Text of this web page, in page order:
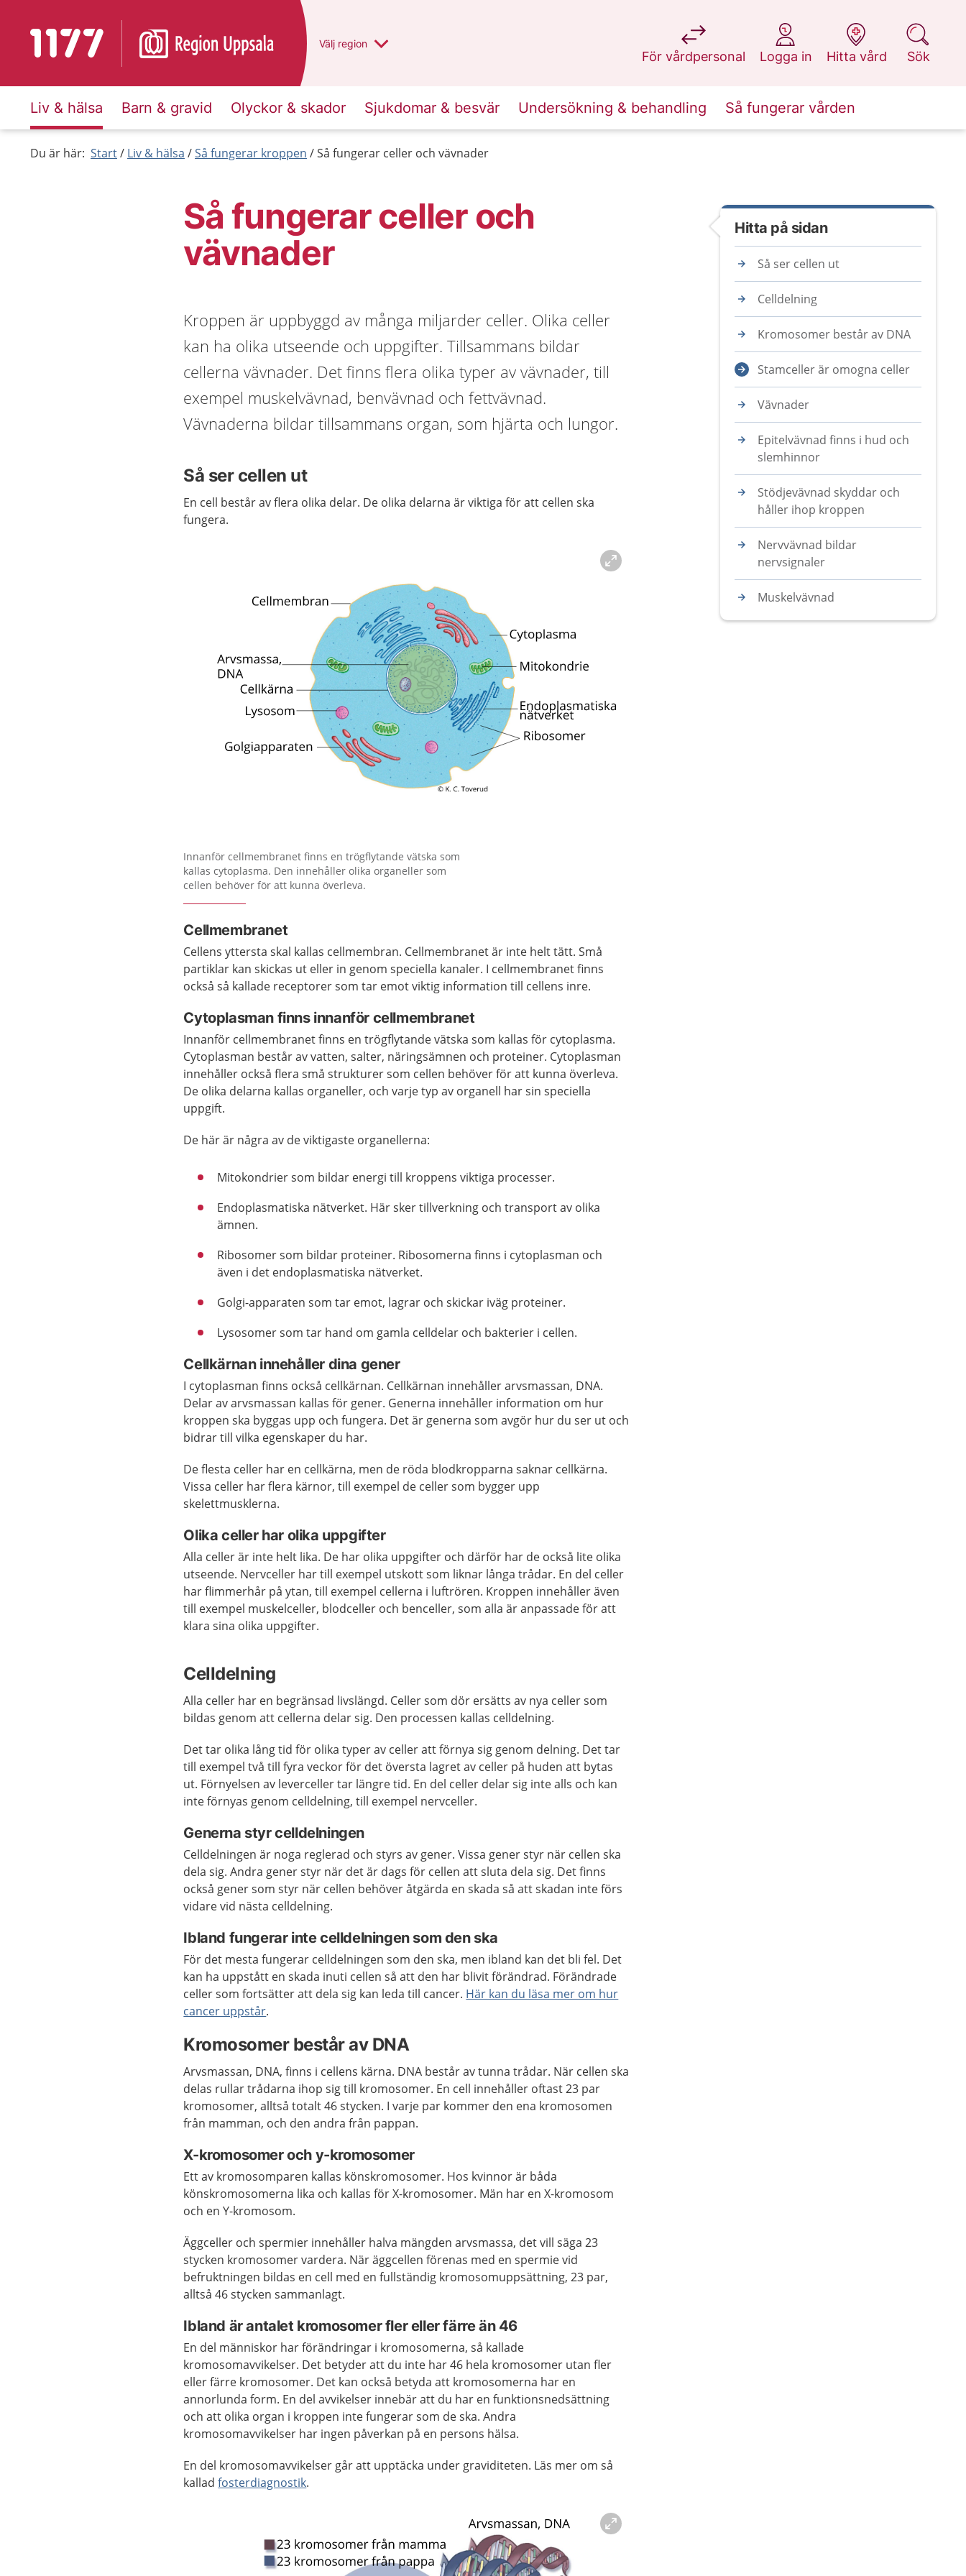
Till startsidan för 1177 Du har valt region
Välj en annan
region
För vårdpersonal
på 1177.se
Logga in
på 1177.se
Hitta vård
på 1177.se
Sök
på 1177.se
Liv & hälsa Barn & gravid Olyckor & skador Sjukdomar & besvär Undersökning & behandling Så fungerar vården
Du är här: Start Liv & hälsa Så fungerar kroppen Så fungerar celler och vävnader
Så fungerar celler och
vävnader
Kroppen är uppbyggd av många miljarder celler. Olika celler
kan ha olika utseende och uppgifter. Tillsammans bildar
cellerna vävnader. Det finns flera olika typer av vävnader, till
exempel muskelvävnad, benvävnad och fettvävnad.
Vävnaderna bildar tillsammans organ, som hjärta och lungor.
Så ser cellen ut
En cell består av flera olika delar. De olika delarna är viktiga för att cellen ska
fungera.
Förstora bilden
Innanför cellmembranet finns en trögflytande vätska som
kallas cytoplasma. Den innehåller olika organeller som
cellen behöver för att kunna överleva.
Cellmembranet
Cellens yttersta skal kallas cellmembran. Cellmembranet är inte helt tätt. Små
partiklar kan skickas ut eller in genom speciella kanaler. I cellmembranet finns
också så kallade receptorer som tar emot viktig information till cellens inre.
Cytoplasman finns innanför cellmembranet
Innanför cellmembranet finns en trögflytande vätska som kallas för cytoplasma.
Cytoplasman består av vatten, salter, näringsämnen och proteiner. Cytoplasman
innehåller också flera små strukturer som cellen behöver för att kunna överleva.
De olika delarna kallas organeller, och varje typ av organell har sin speciella
uppgift.
De här är några av de viktigaste organellerna:
Mitokondrier som bildar energi till kroppens viktiga processer.
Endoplasmatiska nätverket. Här sker tillverkning och transport av olika
ämnen.
Ribosomer som bildar proteiner. Ribosomerna finns i cytoplasman och
även i det endoplasmatiska nätverket.
Golgi-apparaten som tar emot, lagrar och skickar iväg proteiner.
Lysosomer som tar hand om gamla celldelar och bakterier i cellen.
Cellkärnan innehåller dina gener
I cytoplasman finns också cellkärnan. Cellkärnan innehåller arvsmassan, DNA.
Delar av arvsmassan kallas för gener. Generna innehåller information om hur
kroppen ska byggas upp och fungera. Det är generna som avgör hur du ser ut och
bidrar till vilka egenskaper du har.
De flesta celler har en cellkärna, men de röda blodkropparna saknar cellkärna.
Vissa celler har flera kärnor, till exempel de celler som bygger upp
skelettmusklerna.
Olika celler har olika uppgifter
Alla celler är inte helt lika. De har olika uppgifter och därför har de också lite olika
utseende. Nervceller har till exempel utskott som liknar långa trådar. En del celler
har flimmerhår på ytan, till exempel cellerna i luftrören. Kroppen innehåller även
till exempel muskelceller, blodceller och benceller, som alla är anpassade för att
klara sina olika uppgifter.
Celldelning
Alla celler har en begränsad livslängd. Celler som dör ersätts av nya celler som
bildas genom att cellerna delar sig. Den processen kallas celldelning.
Det tar olika lång tid för olika typer av celler att förnya sig genom delning. Det tar
till exempel två till fyra veckor för det översta lagret av celler på huden att bytas
ut. Förnyelsen av leverceller tar längre tid. En del celler delar sig inte alls och kan
inte förnyas genom celldelning, till exempel nervceller.
Generna styr celldelningen
Celldelningen är noga reglerad och styrs av gener. Vissa gener styr när cellen ska
dela sig. Andra gener styr när det är dags för cellen att sluta dela sig. Det finns
också gener som styr när cellen behöver åtgärda en skada så att skadan inte förs
vidare vid nästa celldelning.
Ibland fungerar inte celldelningen som den ska
För det mesta fungerar celldelningen som den ska, men ibland kan det bli fel. Det
kan ha uppstått en skada inuti cellen så att den har blivit förändrad. Förändrade
celler som fortsätter att dela sig kan leda till cancer. Här kan du läsa mer om hur
cancer uppstår.
Kromosomer består av DNA
Arvsmassan, DNA, finns i cellens kärna. DNA består av tunna trådar. När cellen ska
delas rullar trådarna ihop sig till kromosomer. En cell innehåller oftast 23 par
kromosomer, alltså totalt 46 stycken. I varje par kommer den ena kromosomen
från mamman, och den andra från pappan.
X-kromosomer och y-kromosomer
Ett av kromosomparen kallas könskromosomer. Hos kvinnor är båda
könskromosomerna lika och kallas för X-kromosomer. Män har en X-kromosom
och en Y-kromosom.
Äggceller och spermier innehåller halva mängden arvsmassa, det vill säga 23
stycken kromosomer vardera. När äggcellen förenas med en spermie vid
befruktningen bildas en cell med en fullständig kromosomuppsättning, 23 par,
alltså 46 stycken sammanlagt.
Ibland är antalet kromosomer fler eller färre än 46
En del människor har förändringar i kromosomerna, så kallade
kromosomavvikelser. Det betyder att du inte har 46 hela kromosomer utan fler
eller färre kromosomer. Det kan också betyda att kromosomerna har en
annorlunda form. En del avvikelser innebär att du har en funktionsnedsättning
och att olika organ i kroppen inte fungerar som de ska. Andra
kromosomavvikelser har ingen påverkan på en persons hälsa.
En del kromosomavvikelser går att upptäcka under graviditeten. Läs mer om så
kalladfosterdiagnostik.
Hitta på sidan
Så ser cellen ut
Celldelning
Kromosomer består av DNA
Stamceller är omogna celler
Vävnader
Epitelvävnad finns i hud och
slemhinnor
Stödjevävnad skyddar och
håller ihop kroppen
Nervvävnad bildar
nervsignaler
Muskelvävnad